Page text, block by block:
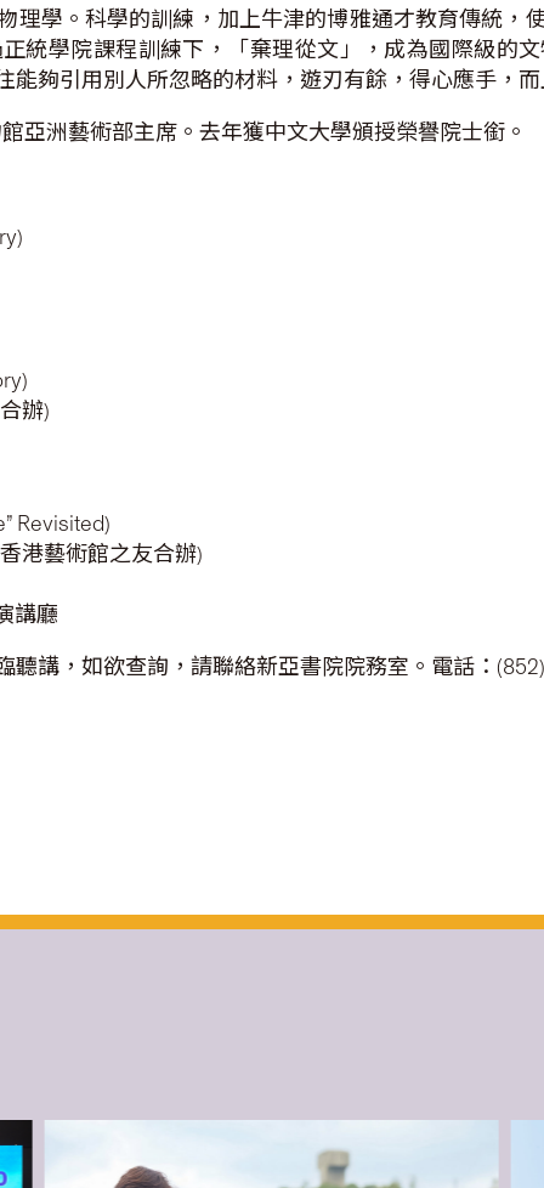
理學。科學的訓練，加上牛津的博雅通才教育傳統，
統學院課程訓練下，「棄理從文」，成為國際級的
能夠引用別人所忽略的材料，遊刃有餘，得心應手，
亞洲藝術部主席。去年獲中文大學頒授榮譽院士銜。
辦)
Revisited)
港藝術館之友合辦)
講廳
講，如欲查詢，請聯絡新亞書院院務室。電話：